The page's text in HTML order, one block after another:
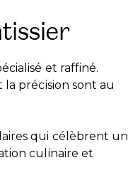
et raffiné.
précision sont au
qui célèbrent un
culinaire et